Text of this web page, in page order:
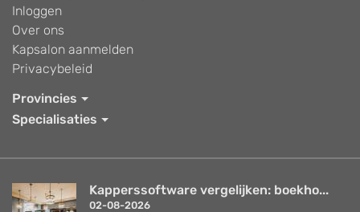
Inloggen
Over ons
Kapsalon aanmelden
Privacybeleid
Provincies
Specialisaties
Kapperssoftware vergelijken: boekho...
02-08-2026